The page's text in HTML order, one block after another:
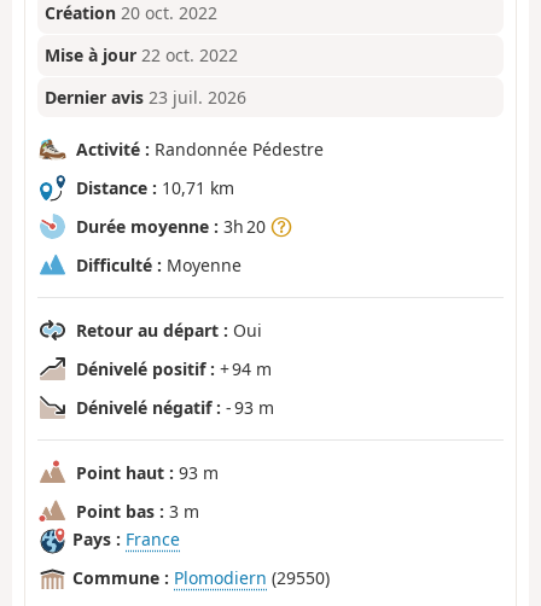
Création 20 oct. 2022
Mise à jour 22 oct. 2022
Dernier avis 23 juil. 2026
Activité : Randonnée Pédestre
Distance : 10,71 km
Durée moyenne : 3h 20
Difficulté : Moyenne
Retour au départ : Oui
Dénivelé positif : + 94 m
Dénivelé négatif : - 93 m
Point haut : 93 m
Point bas : 3 m
Pays : France
Commune : Plomodiern (29550)